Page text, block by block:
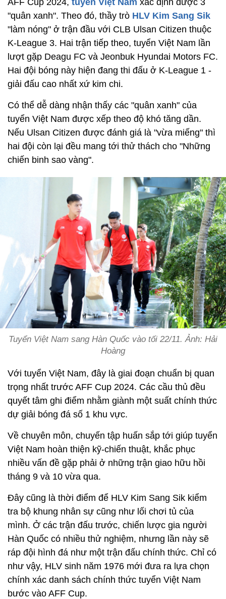
AFF Cup 2024, tuyển Việt Nam xác định được 3
"quân xanh". Theo đó, thầy trò HLV Kim Sang Sik
"làm nóng" ở trận đầu với CLB Ulsan Citizen thuộc
K-League 3. Hai trận tiếp theo, tuyển Việt Nam lần
lượt gặp Deagu FC và Jeonbuk Hyundai Motors FC.
Hai đội bóng này hiện đang thi đấu ở K-League 1 -
giải đấu cao nhất xứ kim chi.
Có thể dễ dàng nhận thấy các "quân xanh" của
tuyển Việt Nam được xếp theo độ khó tăng dần.
Nếu Ulsan Citizen được đánh giá là "vừa miếng" thì
hai đội còn lại đều mang tới thử thách cho "Những
chiến binh sao vàng".
Tuyển Việt Nam sang Hàn Quốc vào tối 22/11. Ảnh: Hải
Hoàng
Với tuyển Việt Nam, đây là giai đoạn chuẩn bị quan
trọng nhất trước AFF Cup 2024. Các cầu thủ đều
quyết tâm ghi điểm nhằm giành một suất chính thức
dự giải bóng đá số 1 khu vực.
Về chuyên môn, chuyến tập huấn sắp tới giúp tuyển
Việt Nam hoàn thiện kỹ-chiến thuật, khắc phục
nhiều vấn đề gặp phải ở những trận giao hữu hồi
tháng 9 và 10 vừa qua.
Đây cũng là thời điểm để HLV Kim Sang Sik kiểm
tra bộ khung nhân sự cũng như lối chơi tủ của
mình. Ở các trận đấu trước, chiến lược gia người
Hàn Quốc có nhiều thử nghiệm, nhưng lần này sẽ
ráp đội hình đá như một trận đấu chính thức. Chỉ có
như vậy, HLV sinh năm 1976 mới đưa ra lựa chọn
chính xác danh sách chính thức tuyển Việt Nam
bước vào AFF Cup.